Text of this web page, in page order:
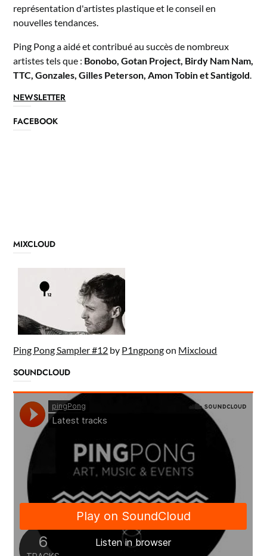
représentation d'artistes plastique et le conseil en
nouvelles tendances.
Ping Pong a aidé et contribué au succès de nombreux
artistes tels que : Bonobo, Gotan Project, Birdy Nam Nam,
TTC, Gonzales, Gilles Peterson, Amon Tobin et Santigold
NEWSLETTER
FACEBOOK
MIXCLOUD
Ping Pong Sampler #12 by P1ngpongon Mixcloud
SOUNDCLOUD